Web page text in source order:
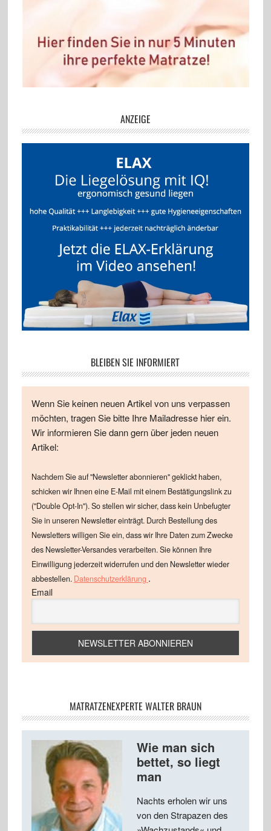
ANZEIGE
BLEIBEN SIE INFORMIERT
Wenn Sie keinen neuen Artikel von uns verpassen
möchten, tragen Sie bitte Ihre Mailadresse hier ein.
Wir informieren Sie dann gern über jeden neuen
Artikel:
Nachdem Sie auf "Newsletter abonnieren" geklickt haben,
schicken wir Ihnen eine E-Mail mit einem Bestätigungslink zu
("Double Opt-In"). So stellen wir sicher, dass kein Unbefugter
Sie in unseren Newsletter einträgt. Durch Bestellung des
Newsletters willigen Sie ein, dass wir Ihre Daten zum Zwecke
des Newsletter-Versandes verarbeiten. Sie können Ihre
Einwilligung jederzeit widerrufen und den Newsletter wieder
abbestellen. Datenschutzerklärung .
Email
MATRATZENEXPERTE WALTER BRAUN
Wie man sich
bettet, so liegt
man
Nachts erholen wir uns
von den Strapazen des